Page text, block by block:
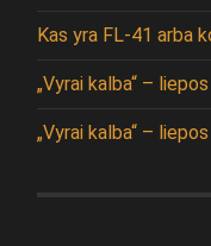
Kas yra FL-41 arba
„Vyrai kalba“ –
„Vyrai kalba“ –